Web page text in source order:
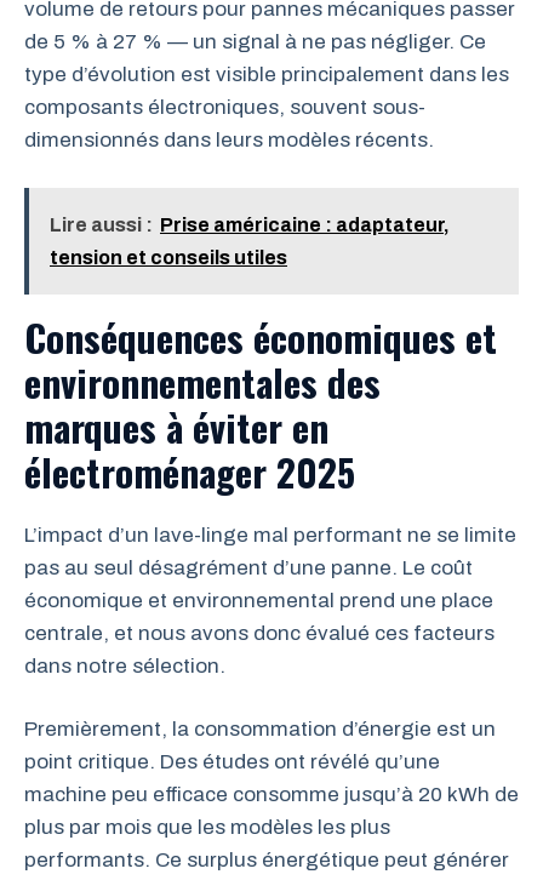
volume de retours pour pannes mécaniques passer
de 5 % à 27 % — un signal à ne pas négliger. Ce
type d’évolution est visible principalement dans les
composants électroniques, souvent sous-
dimensionnés dans leurs modèles récents.
Lire aussi : Prise américaine : adaptateur,
tension et conseils utiles
Conséquences économiques et
environnementales des
marques à éviter en
électroménager 2025
L’impact d’un lave-linge mal performant ne se limite
pas au seul désagrément d’une panne. Le coût
économique et environnemental prend une place
centrale, et nous avons donc évalué ces facteurs
dans notre sélection.
Premièrement, la consommation d’énergie est un
point critique. Des études ont révélé qu’une
machine peu efficace consomme jusqu’à 20 kWh de
plus par mois que les modèles les plus
performants. Ce surplus énergétique peut générer